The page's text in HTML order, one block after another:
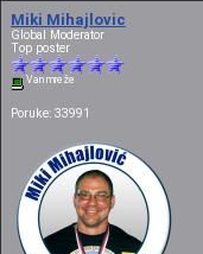
Miki Mihajlovic
Global Moderator
Top poster
Van mreže
Poruke: 33991